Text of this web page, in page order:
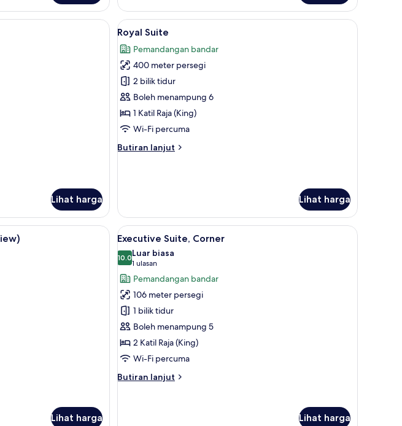
Quadruple
Room
(Premium,Ratchaprasong
View)
Hollywood | Peralatan tempat tidur premium, bar mini, peti besi dalam bilik, meja
Lihat harga
Lihat
semua
foto
untuk
Royal
Suite
Royal Suite | Peralatan tempat tidur
17
Royal Suite
Pemandangan bandar
400 meter persegi
2 bilik tidur
Boleh menampung 6
1 Katil Raja (King)
Wi-Fi percuma
Butiran lanjut
Butiran
Lihat harga
Suite (Ratchaprasong View) | Peralatan tempat tidur premium, bar mini, peti besi dalam bilik, meja
Lihat harga
Lihat
semua
foto
untuk
Executive
Suite,
Corner
Executive Suite, Corner | Ruang tamu | TV
7
Executive Suite, Corner
10.010.0 daripada 10
Luar biasa
1 ulasan
(1
ulasan)
Pemandangan bandar
106 meter persegi
1 bilik tidur
Boleh menampung 5
2 Katil Raja (King)
Wi-Fi percuma
Butiran lanjut
Butiran
Lihat harga